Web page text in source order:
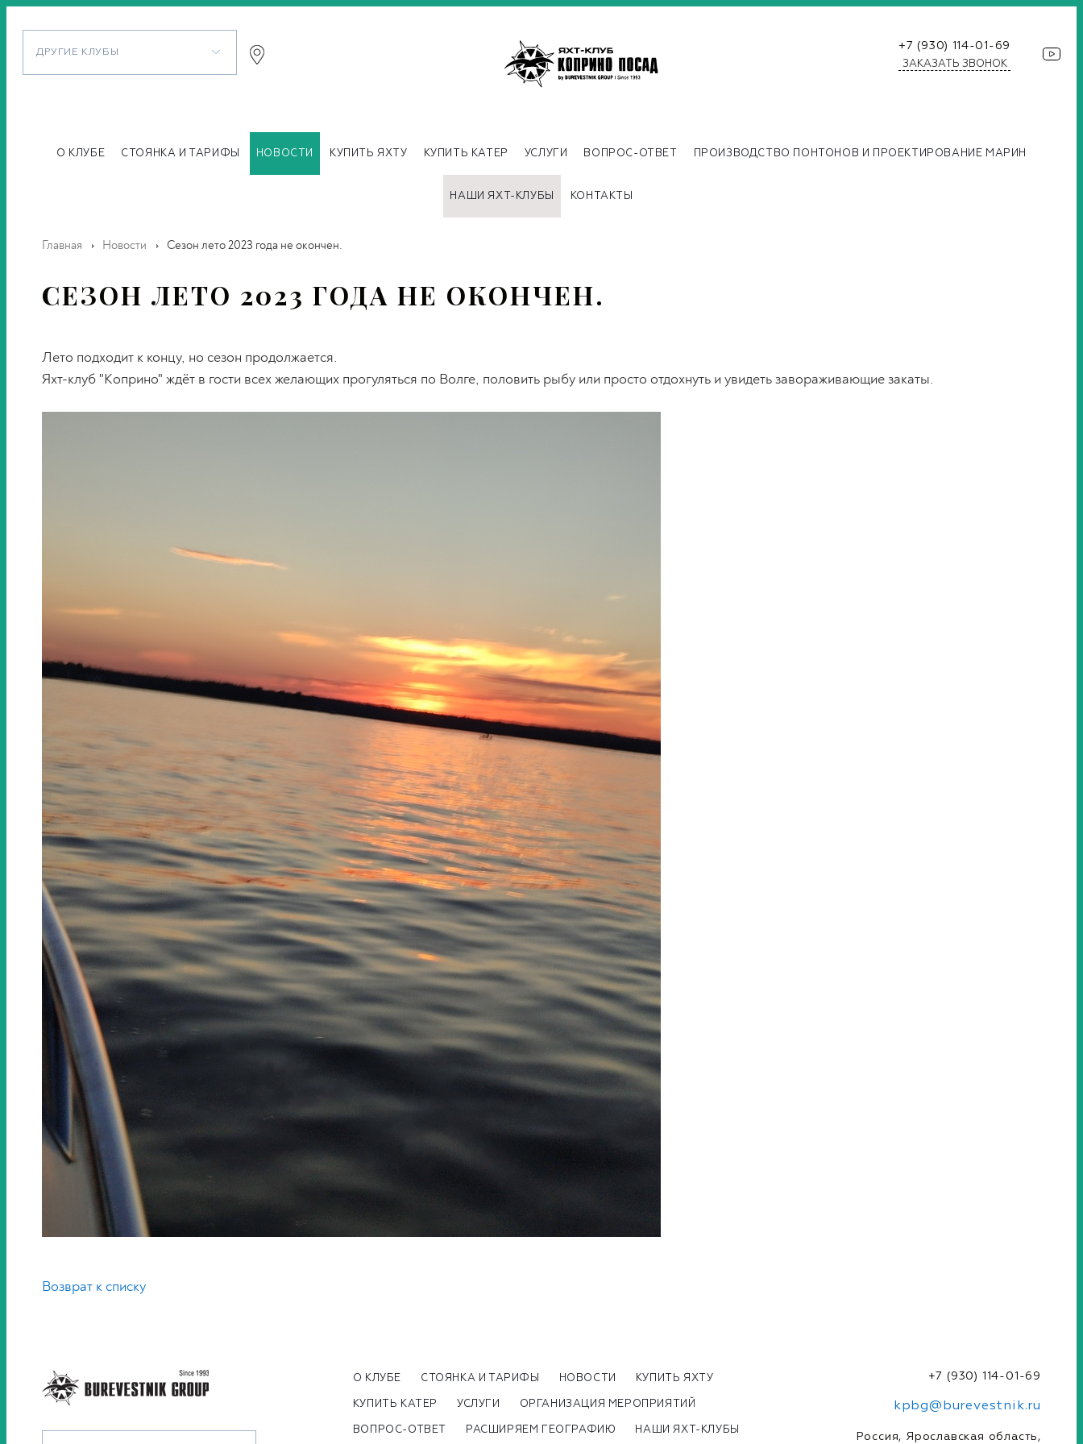
ДРУГИЕ КЛУБЫ
+7 (930) 114-01-69
ЗАКАЗАТЬ ЗВОНОК
О КЛУБЕ СТОЯНКА И ТАРИФЫ НОВОСТИ КУПИТЬ ЯХТУ КУПИТЬ КАТЕР УСЛУГИ ВОПРОС-ОТВЕТ ПРОИЗВОДСТВО ПОНТОНОВ И ПРОЕКТИРОВАНИЕ МАРИН
НАШИ ЯХТ-КЛУБЫ КОНТАКТЫ
Главная Новости Сезон лето 2023 года не окончен.
СЕЗОН ЛЕТО 2023 ГОДА НЕ ОКОНЧЕН.
Лето подходит к концу, но сезон продолжается.
Яхт-клуб "Коприно" ждëт в гости всех желающих прогуляться по Волге, половить рыбу или просто отдохнуть и увидеть завораживающие закаты.
Возврат к списку
О КЛУБЕ СТОЯНКА И ТАРИФЫ НОВОСТИ КУПИТЬ ЯХТУ
КУПИТЬ КАТЕР УСЛУГИ ОРГАНИЗАЦИЯ МЕРОПРИЯТИЙ
ВОПРОС-ОТВЕТ РАСШИРЯЕМ ГЕОГРАФИЮ НАШИ ЯХТ-КЛУБЫ
+7 (930) 114-01-69
kpbg@burevestnik.ru
Россия, Ярославская область,